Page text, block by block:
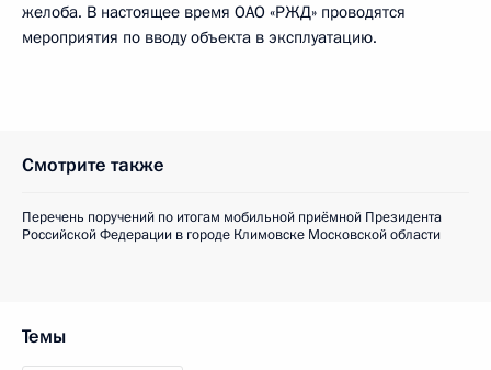
желоба. В настоящее время ОАО «РЖД» проводятся
мероприятия по вводу объекта в эксплуатацию.
Смотрите также
Перечень поручений по итогам мобильной приёмной Президента
Российской Федерации в городе Климовске Московской области
Темы